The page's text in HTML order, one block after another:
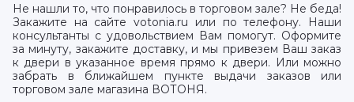
Не нашли то, что понравилось в торговом зале? Не беда!
Закажите на сайте votonia.ru или по телефону. Наши
консультанты с удовольствием Вам помогут. Оформите
за минуту, закажите доставку, и мы привезем Ваш заказ
к двери в указанное время прямо к двери. Или можно
забрать в ближайшем пункте выдачи заказов или
торговом зале магазина ВОТОНЯ.